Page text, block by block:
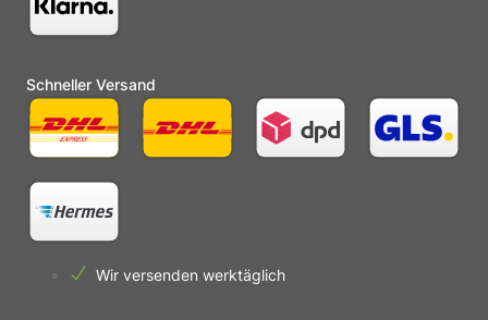
Schneller Versand
Wir versenden werktäglich